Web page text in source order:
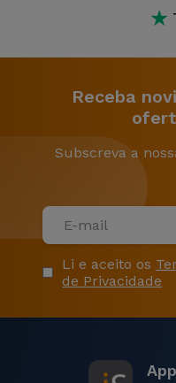
★
Receba
Subscreva a
Li e aceito os
de Privacidade